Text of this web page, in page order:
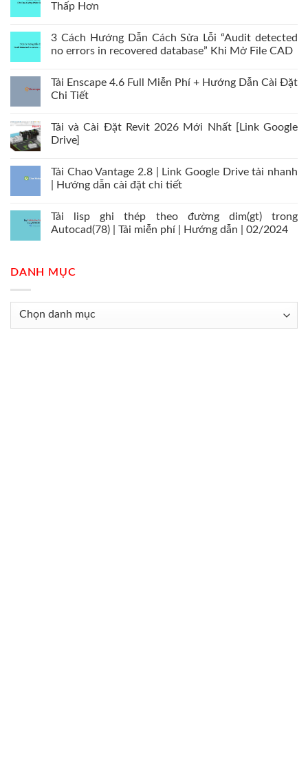
Thấp Hơn
3 Cách Hướng Dẫn Cách Sửa Lỗi “Audit detected
no errors in recovered database” Khi Mở File CAD
Tải Enscape 4.6 Full Miễn Phí + Hướng Dẫn Cài Đặt
Chi Tiết
Tải và Cài Đặt Revit 2026 Mới Nhất [Link Google
Drive]
Tải Chao Vantage 2.8 | Link Google Drive tải nhanh
| Hướng dẫn cài đặt chi tiết
Tải lisp ghi thép theo đường dim(gt) trong
Autocad(78) | Tải miễn phí | Hướng dẫn | 02/2024
DANH MỤC
Danh